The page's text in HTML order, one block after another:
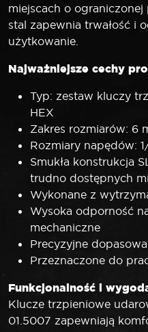
miejscach o ograniczonej
stal zapewnia trwałość i
użytkowanie.
Najważniejsze cechy
Typ: zestaw kluczy
HEX
Zakres rozmiarów: 6
Rozmiary napędów:
Smukła konstrukcja
trudno dostępnych
Wykonane z
Wysoka odporność
mechaniczne
Precyzyjne
Przeznaczone do
Funkcjonalność i
Klucze trzpieniowe
01.5007 zapewniają